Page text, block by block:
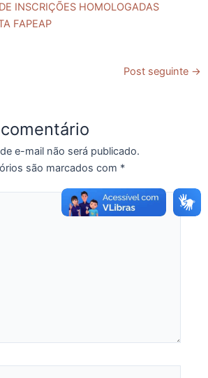
INSCRIÇÕES HOMOLOGADAS
FAPEAP
Post seguinte →
e-mail não será publicado.
são marcados com *